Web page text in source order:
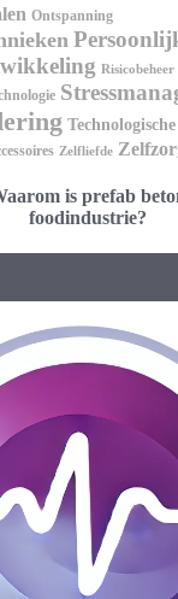
Ontspanning
Risicobeheer
Zelfliefde
is prefab
foodindustrie?